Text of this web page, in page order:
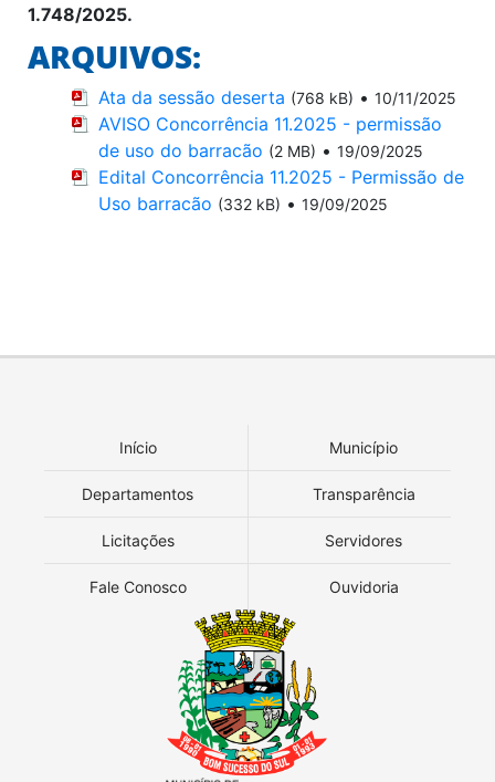
1.748/2025.
ARQUIVOS:
Ata da sessão deserta (768 kB) • 10/11/2025
AVISO Concorrência 11.2025 - permissão
de uso do barracão (2 MB) • 19/09/2025
Edital Concorrência 11.2025 - Permissão de
Uso barracão (332 kB) • 19/09/2025
Início Município
Departamentos Transparência
Licitações Servidores
Fale Conosco Ouvidoria